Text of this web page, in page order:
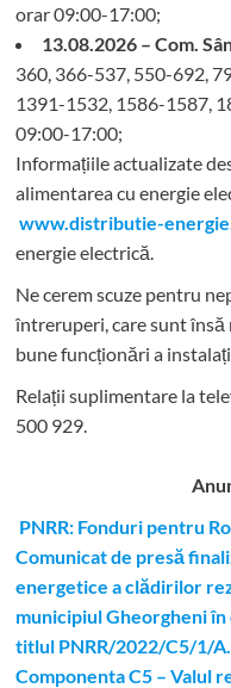
orar 09:00-17:00;
13.08.2026 – Com.
360, 366-537, 550-692,
1391-1532, 1586-1587,
09:00-17:00;
Informațiile actualizate
alimentarea cu energie
www.distributie-
energie electrică.
Ne cerem scuze pentru
întreruperi, care sunt însă
bune funcționări a
Relații suplimentare la tel
500 929.
PNRR: Fonduri pentru
Comunicat de presă
energetice a clădirilor
municipiul Gheorgheni
titlul PNRR/2022/C5/1/
Componenta C5 – Valul